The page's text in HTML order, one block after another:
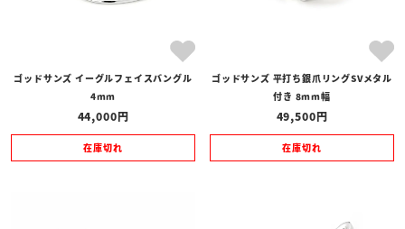
ゴッドサンズ イーグルフェイスバングル
4mm
44,000
在庫切れ
ゴッドサンズ 平打ち銀爪リングSVメタル
付き 8mm幅
49,500
在庫切れ